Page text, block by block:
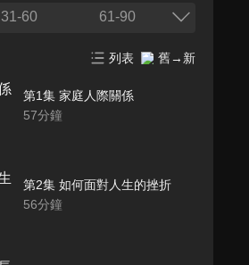
31-60 61-90
列表 舊→新
第1集 家庭人際關係
57分鐘
第2集 如何面對人生的挫折
56分鐘